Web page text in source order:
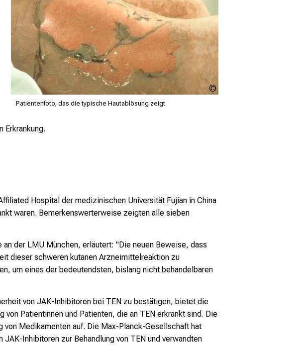
Patientenfoto, das die typische Hautablösung zeigt
Erkrankung.
Hospital der medizinischen Universität Fujian in China
waren. Bemerkenswerterweise zeigten alle sieben
der LMU München, erläutert: "Die neuen Beweise, dass
dieser schweren kutanen Arzneimittelreaktion zu
um eines der bedeutendsten, bislang nicht behandelbaren
von JAK-Inhibitoren bei TEN zu bestätigen, bietet die
Patientinnen und Patienten, die an TEN erkrankt sind. Die
Medikamenten auf. Die Max-Planck-Gesellschaft hat
Inhibitoren zur Behandlung von TEN und verwandten